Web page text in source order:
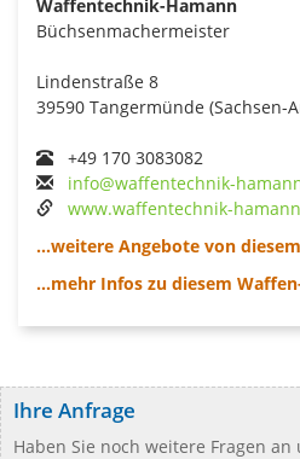
Waffentechnik-Hamann
Büchsenmachermeister
Lindenstraße 8
39590 Tangermünde (Sachsen-
+49 170 3083082
info@waffentechnik-
www.waffentechnik-
...weitere Angebote von
...mehr Infos zu diesem
Ihre Anfrage
Haben Sie noch weitere Fragen